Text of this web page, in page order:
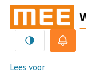
Lees voor
MEE